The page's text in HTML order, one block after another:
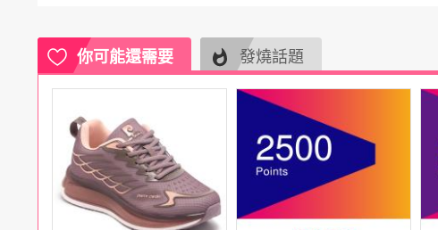
寢具
家具 收納
宗教
Apple
小米 手機平板
穿戴
電腦
週邊 電玩
保養
彩妝 美髮 香氛
你可能還需要 發燒話題